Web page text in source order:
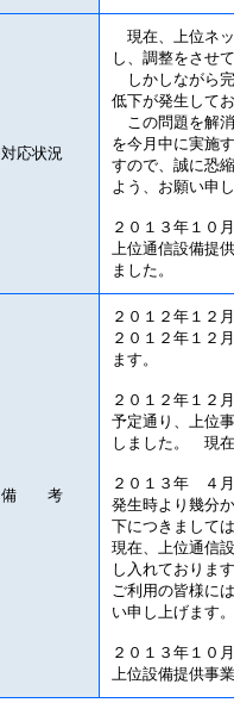
対応状況
現在、上位ネ
し、調整をさせ
しかしながら
低下が発生して
この問題を解
を今月中に実施
すので、誠に恐
よう、お願い申
２０１３年１
上位通信設備提
ました。
備 考
２０１２年１２
２０１２年１２
ます。
２０１２年１２
予定通り、上位
しました。 現
２０１３年 ４
発生時より幾分
下につきまして
現在、上位通信
し入れておりま
ご利用の皆様に
い申し上げます。
２０１３年１０
上位設備提供事